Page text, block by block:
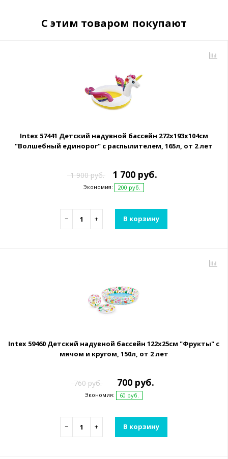
С этим товаром покупают
Intex 57441 Детский надувной бассейн 272x193x104см
"Волшебный единорог" с распылителем, 165л, от 2 лет
1 900 руб. 1 700 руб.
Экономия: 200 руб.
− + В корзину
Intex 59460 Детский надувной бассейн 122х25см "Фрукты" с
мячом и кругом, 150л, от 2 лет
760 руб. 700 руб.
Экономия: 60 руб.
− + В корзину